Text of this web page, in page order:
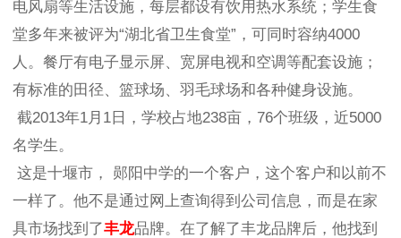
电风扇等生活设施，每层都设有饮用热水系统；学生食
堂多年来被评为“湖北省卫生食堂”，可同时容纳4000
人。餐厅有电子显示屏、宽屏电视和空调等配套设施；
有标准的田径、篮球场、羽毛球场和各种健身设施。
截2013年1月1日，学校占地238亩，76个班级，近5000
名学生。
这是十堰市， 郧阳中学的一个客户，这个客户和以前不
一样了。他不是通过网上查询得到公司信息，而是在家
具市场找到了丰龙品牌。在了解了丰龙品牌后，他找到